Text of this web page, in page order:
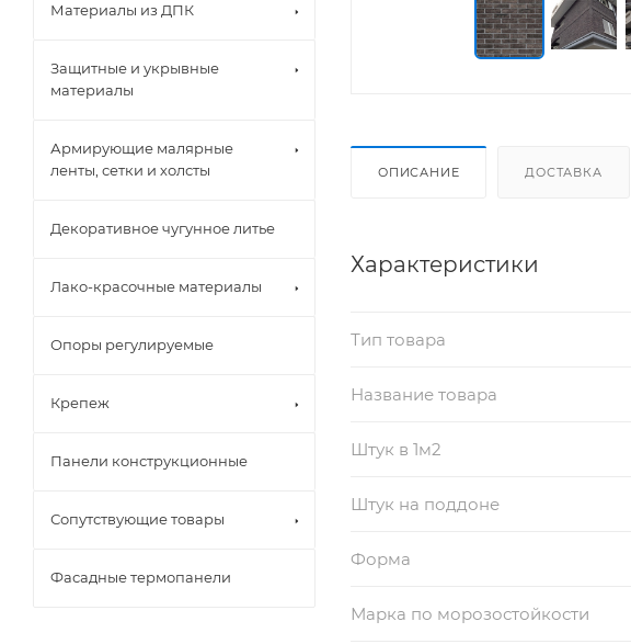
ОПИСАНИЕ ДОСТАВКА
Характеристики
Тип товара
Название товара
Штук в 1м2
Штук на поддоне
Форма
Марка по морозостойкости
Материалы из ДПК
Защитные и укрывные
материалы
Армирующие малярные
ленты, сетки и холсты
Декоративное чугунное литье
Лако-красочные материалы
Опоры регулируемые
Крепеж
Панели конструкционные
Сопутствующие товары
Фасадные термопанели